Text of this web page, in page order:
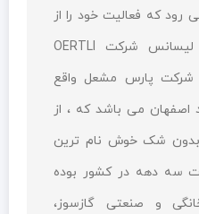
که فعالیت خود را از
ابتدای سال 1360 تحت لیسانس شرکت OERTLI
پارس مشعل واقع
اصفهان می باشد که ، از
بدون شک خوش نام ترین
سه دهه در کشور بوده
و صنعتی گازسوز،